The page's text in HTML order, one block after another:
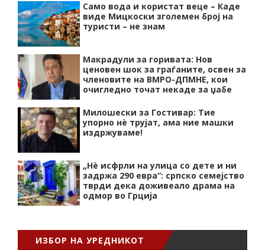
Само вода и користат веце – Каде
виде Мицкоски зголемен број на
туристи – не знам
Макрадули за горивата: Нов
ценовен шок за граѓаните, освен за
членовите на ВМРО-ДПМНЕ, кои
очигледно точат некаде за џабе
Милошески за Гостивар: Тие
упорно нѐ трујат, ама ние машки
издржуваме!
„Нѐ исфрли на улица со дете и ни
задржа 290 евра“: српско семејство
тврди дека доживеало драма на
одмор во Грција
ИЗБОР НА УРЕДНИКОТ